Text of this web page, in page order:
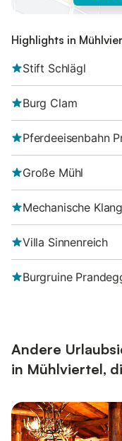
Highlights in
Stift Schlägl
Burg Clam
Pferdeeisenbahn
Große Mühl
Mechanische
Villa Sinnenreich
Burgruine
Andere
in Mühlviertel,